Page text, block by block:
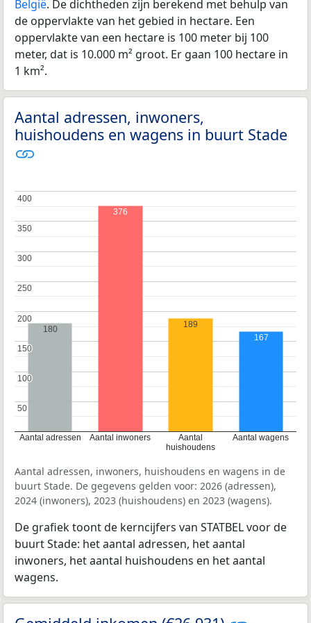
België. De dichtheden zijn berekend met behulp van
de oppervlakte van het gebied in hectare. Een
oppervlakte van een hectare is 100 meter bij 100
meter, dat is 10.000 m² groot. Er gaan 100 hectare in
1 km².
Aantal adressen, inwoners,
huishoudens en wagens in buurt Stade
Aantal adressen Aantal inwoners
Aantal
huishoudens
Aantal wagens
50
50
100
100
150
150
200
200
250
250
300
300
350
350
400
400
180
376
189
167
Aantal adressen, inwoners, huishoudens en wagens in de
buurt Stade. De gegevens gelden voor: 2026 (adressen),
2024 (inwoners), 2023 (huishoudens) en 2023 (wagens).
De grafiek toont de kerncijfers van STATBEL voor de
buurt Stade: het aantal adressen, het aantal
inwoners, het aantal huishoudens en het aantal
wagens.